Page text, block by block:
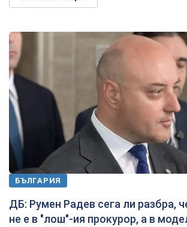
БЪЛГАРИЯ
ДБ: Румен Радев сега ли разбра,
не е в "лош"-ия прокурор, а в